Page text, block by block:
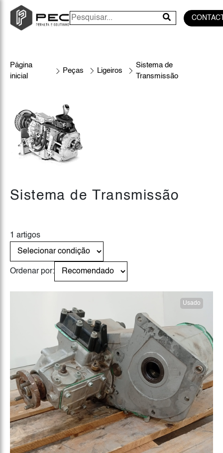
Página
inicial
Peças Ligeiros
Sistema de
Transmissão
Sistema de Transmissão
1 artigos
Ordenar por:
Usado